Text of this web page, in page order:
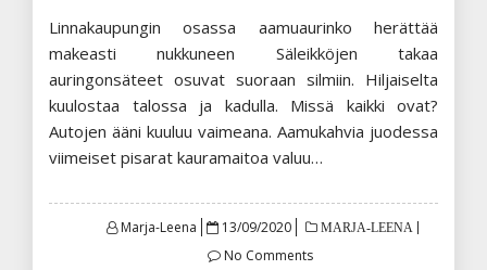
Linnakaupungin osassa aamuaurinko herättää
makeasti nukkuneen Säleikköjen takaa
auringonsäteet osuvat suoraan silmiin. Hiljaiselta
kuulostaa talossa ja kadulla. Missä kaikki ovat?
Autojen ääni kuuluu vaimeana. Aamukahvia juodessa
viimeiset pisarat kauramaitoa valuu…
Marja-Leena
Posted
13/09/2020 MARJA-LEENA
No Comments